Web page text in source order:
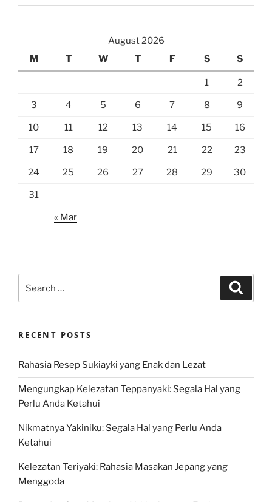
August 2026
M
T W T F S S
1 2
3 4 5 6 7 8 9
10 11 12 13 14 15 16
17 18 19 20 21 22 23
24 25 26 27 28 29 30
31
« Mar
for:
RECENT POSTS
Rahasia Resep Sukiayki yang Enak dan Lezat
Mengungkap Kelezatan Teppanyaki: Segala Hal yang
Perlu Anda Ketahui
Nikmatnya Yakiniku: Segala Hal yang Perlu Anda
Ketahui
Kelezatan Teriyaki: Rahasia Masakan Jepang yang
Menggoda